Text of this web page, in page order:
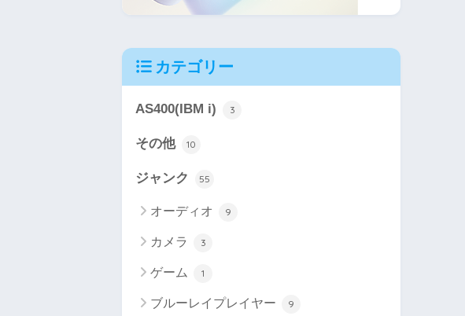
カテゴリー
AS400(IBM i) 3
その他 10
ジャンク 55
オーディオ 9
カメラ 3
ゲーム 1
ブルーレイプレイヤー 9